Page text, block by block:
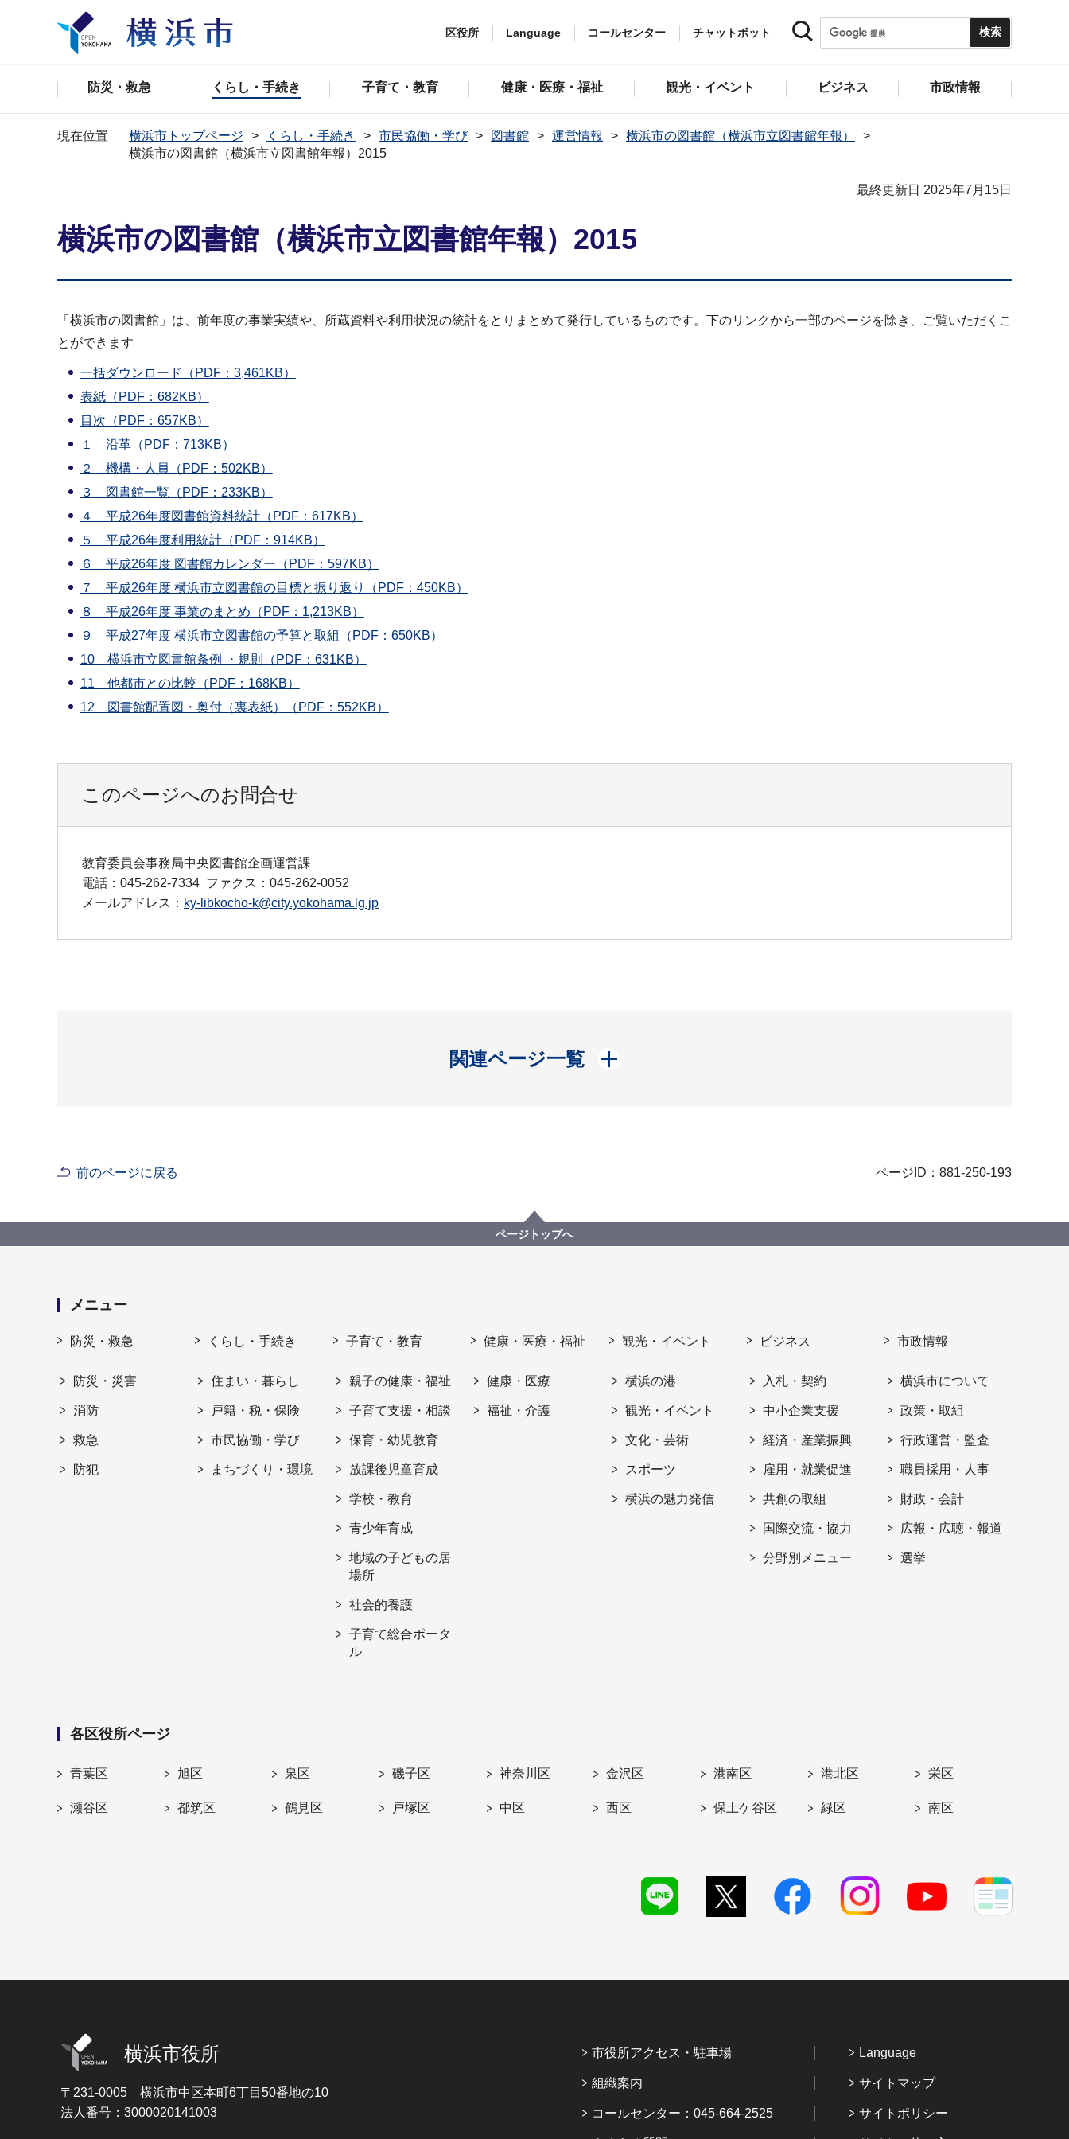
区役所 Language コールセンター チャットボット
防災・救急 くらし・手続き 子育て・教育 健康・医療・福祉 観光・イベント ビジネス 市政情報
現在位置 横浜市トップページ くらし・手続き 市民協働・学び 図書館 運営情報
横浜市の図書館（横浜市立図書館年報）
横浜市の図書館（横浜市立図書館年報）2015
最終更新日 2025年7月15日
横浜市の図書館（横浜市立図書館年報）2015
「横浜市の図書館」は、前年度の事業実績や、所蔵資料や利用状況の統計をとりまとめて発行しているものです。下のリンクから一部のページを除き、ご覧いただくこ
とができます
一括ダウンロード（PDF：3,461KB）
表紙（PDF：682KB）
目次（PDF：657KB）
１ 沿革（PDF：713KB）
２ 機構・人員（PDF：502KB）
３ 図書館一覧（PDF：233KB）
４ 平成26年度図書館資料統計（PDF：617KB）
５ 平成26年度利用統計（PDF：914KB）
６ 平成26年度 図書館カレンダー（PDF：597KB）
７ 平成26年度 横浜市立図書館の目標と振り返り（PDF：450KB）
８ 平成26年度 事業のまとめ（PDF：1,213KB）
９ 平成27年度 横浜市立図書館の予算と取組（PDF：650KB）
10 横浜市立図書館条例 ・規則（PDF：631KB）
11 他都市との比較（PDF：168KB）
12 図書館配置図・奥付（裏表紙）（PDF：552KB）
このページへのお問合せ
教育委員会事務局中央図書館企画運営課
電話：045-262-7334 ファクス：045-262-0052
メールアドレス： ky-libkocho-k@city.yokohama.lg.jp
関連ページ一覧
開く
前のページに戻る ページID：881-250-193
ページトップへ
メニュー
防災・救急
防災・災害
消防
救急
防犯
くらし・手続き
住まい・暮らし
戸籍・税・保険
市民協働・学び
まちづくり・環境
子育て・教育
親子の健康・福祉
子育て支援・相談
保育・幼児教育
放課後児童育成
学校・教育
青少年育成
地域の子どもの居
場所
社会的養護
子育て総合ポータ
ル
健康・医療・福祉
健康・医療
福祉・介護
観光・イベント
横浜の港
観光・イベント
文化・芸術
スポーツ
横浜の魅力発信
ビジネス
入札・契約
中小企業支援
経済・産業振興
雇用・就業促進
共創の取組
国際交流・協力
分野別メニュー
市政情報
横浜市について
政策・取組
行政運営・監査
職員採用・人事
財政・会計
広報・広聴・報道
選挙
各区役所ページ
青葉区 旭区 泉区 磯子区 神奈川区 金沢区 港南区 港北区 栄区
瀬谷区 都筑区 鶴見区 戸塚区 中区 西区 保土ケ谷区 緑区 南区
横浜市役所
〒231-0005 横浜市中区本町6丁目50番地の10
法人番号：3000020141003
市役所アクセス・駐車場
組織案内
コールセンター：045-664-2525
Language
サイトマップ
サイトポリシー